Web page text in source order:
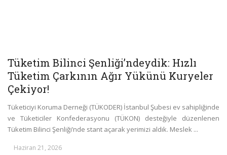
Tüketim Bilinci Şenliği’ndeydik: Hızlı
Tüketim Çarkının Ağır Yükünü Kuryeler
Çekiyor!
Tüketiciyi Koruma Derneği (TÜKODER) İstanbul Şubesi ev sahipliğinde
ve Tüketiciler Konfederasyonu (TÜKON) desteğiyle düzenlenen
Tüketim Bilinci Şenliği’nde stant açarak yerimizi aldık. Meslek ...
Haziran 21, 2026